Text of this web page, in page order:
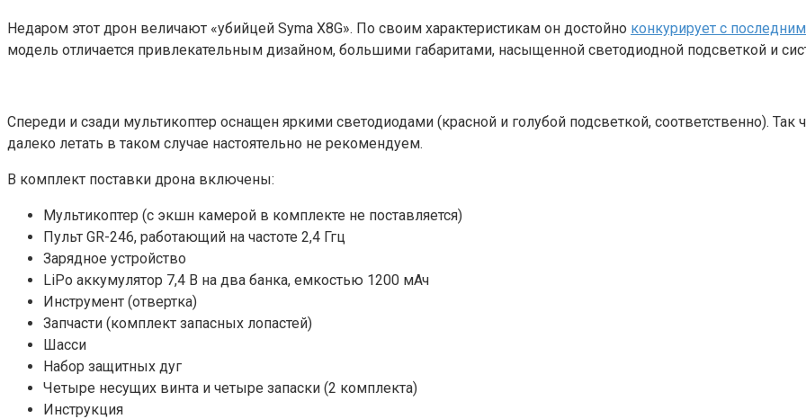
Недаром этот дрон величают «убийцей Syma X8G». По своим характеристикам он достойно конкурирует с последним
модель отличается привлекательным дизайном, большими габаритами, насыщенной светодиодной подсветкой и
Спереди и сзади мультикоптер оснащен яркими светодиодами (красной и голубой подсветкой, соответственно).
далеко летать в таком случае настоятельно не рекомендуем.
В комплект поставки дрона включены:
Мультикоптер (с экшн камерой в комплекте не поставляется)
Пульт GR-246, работающий на частоте 2,4 Ггц
Зарядное устройство
LiPo аккумулятор 7,4 В на два банка, емкостью 1200 мАч
Инструмент (отвертка)
Запчасти (комплект запасных лопастей)
Шасси
Набор защитных дуг
Четыре несущих винта и четыре запаски (2 комплекта)
Инструкция